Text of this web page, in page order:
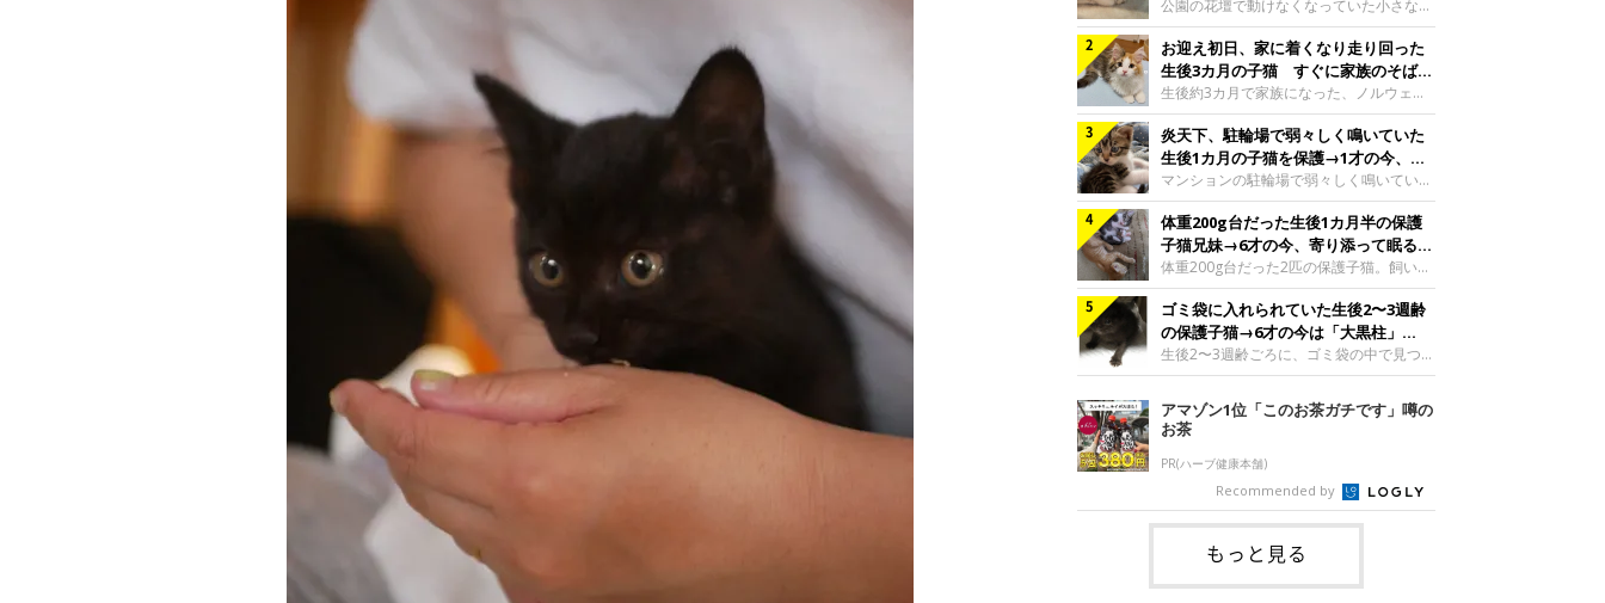
と“姉妹”のような関係に
公園の花壇で動けなくなっていた小さな子
猫。家族に迎えられてから6年、先住猫と
の間には深い絆が育まれていました。保護
当時のティダちゃん。
@muumuu62197189紹介するのは、
X（旧Twitter）ユーザー
@muumuu62197189さんの愛猫・ティダ
ちゃん（取材時6才）の成長記録です。こ
ちらは、生後3カ月ごろのティダちゃん。
飼い主さんが出会ったのは、夜から大雨に
なると予報されていた日の夕方でした。花
壇で動けずにいた子猫保護したばかりのテ
ィダちゃん。@muumuu62197189飼い主
さんは、公園の
お迎え初日、家に着くなり走り回った
生後3カ月の子猫 すぐに家族のそばで
落ち着く姿に「迎えてよかった」
生後約3カ月で家族になった、ノルウェー
ジャンフォレストキャットの子猫。お迎え
翌日には、すでに家でくつろぐ様子を見せ
ていました。お迎え翌日、ベッドでうとう
とするむうちゃんお迎え翌日のむうちゃ
ん。@umimugi0304紹介するのは、
Instagramユーザー@umimugi0304さんの
愛猫・むうちゃん（撮影時、生後約3カ月
／ノルウェージャンフォレストキャッ
ト）。こちらは、お迎え翌日に撮影された
一枚。ゴハンをお腹いっぱい食べたむうち
ゃんは眠くなり、飼い主さん夫婦のベッド
でうとうとし始めたのだとか。飼い主さ
炎天下、駐輪場で弱々しく鳴いていた
生後1カ月の子猫を保護→1才の今、筋
肉質でツンデレなコに成長
マンションの駐輪場で弱々しく鳴いてい
た、生後1カ月ほどの子猫。家族に迎えら
れてから1年、体も行動も大きく成長しま
した。炎天下の駐輪場で鳴いていた小さな
子猫保護当時のモモちゃん。@Kingponzu
紹介するのは、X（旧Twitter）ユーザー
@Kingponzuさんの愛猫・モモちゃん（取
材時1才）の成長記録です。こちらは、モ
モちゃんが生後1カ月ごろに撮影された一
枚。飼い主さんの自宅マンションの駐輪場
です。子猫時代のモモちゃん。
@Kingponzuその日は気温が35℃を
体重200g台だった生後1カ月半の保護
子猫兄妹→6才の今、寄り添って眠る姿
にほっこり！
体重200g台だった2匹の保護子猫。飼い主
さんの家族になってから6年、ともに成長
するなかで、2匹の関係にも少しずつ変化
が見られました。家族になったばかりの小
さな兄妹猫（写真上から）妹猫・てんちゃ
ん、兄猫・ラムくん。@ten_ramu紹介す
るのは、X（旧Twitter）ユーザー
@ten_ramuさんの愛猫・ラムくんとてん
ちゃん（ともに取材時6才）の成長記録で
す。この写真は、お迎えして間もない生後
1カ月半ごろの2匹。当時、ラムくんは260
グラム、てんちゃんは209グラムと、どち
らもとても小さな体でした。2匹
ゴミ袋に入れられていた生後2〜3週齢
の保護子猫→6才の今は「大黒柱」
に！ 美しい黒猫に成長した姿にグッ
とくる
生後2〜3週齢ごろに、ゴミ袋の中で見つか
った小さな命。ミルクから育てられたその
子猫は今、家族に欠かせない存在へと成長
しました。ゴミ袋の中で見つかった、ミニ
モグラのような子猫よちよち歩きをしてい
たころの、生後2〜3週齢ごろのドンちゃ
ん。@doddou_1今回紹介するのは、
X（旧Twitter）ユーザー@doddou_1さん
の愛猫・ドンちゃん（取材時、推定6才／
本名：ドミトリー・ドンスコイ）。ドンち
ゃんは、保護猫でした。ドンちゃんが見つ
かったのは、飼い主さんの姉の勤め先の敷
アマゾン1位「このお茶ガチです」噂の
お茶
PR(ハーブ健康本舗)
Recommended by
もっと見る